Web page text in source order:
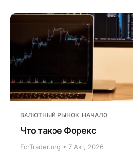
ВАЛЮТНЫЙ РЫНОК. НАЧАЛО
Что такое Форекс
ForTrader.org • 7 Авг, 2026